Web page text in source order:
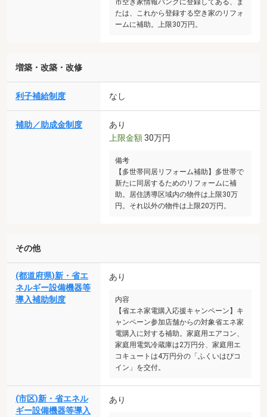
たは、これから登録する空き家のリフォ
ームに補助。上限30万円。
増築・改築・改修
利子補給制度 なし
補助／助成金制度
あり
上限金額30万円
備考
【多世帯同居リフォーム補助】多世帯で
新たに同居するためのリフォームに補
助。居住誘導区域内の物件は上限30万
円。それ以外の物件は上限20万円。
その他
(都道府県)新・省エ
ネルギー設備機器等
導入補助制度
あり
内容
【省エネ家電購入応援キャンペーン】キ
ャンペーン参加店舗からの対象省エネ家
電購入に対する補助。家庭用エアコン、
家庭用電気冷蔵庫は2万円分、家庭用エ
コキュートは4万円分の「ふくいはぴコ
イン」を交付。
(市区)新・省エネル
ギー設備機器等導入
あり